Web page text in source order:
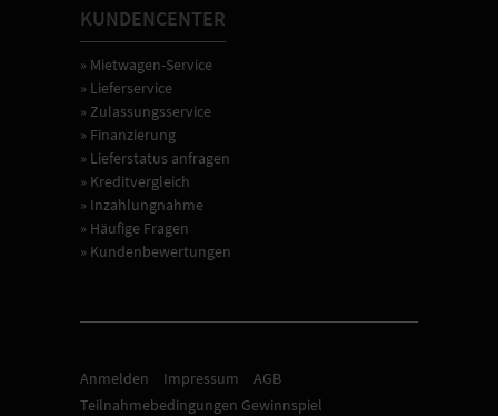
KUNDENCENTER
» Mietwagen-Service
» Lieferservice
» Zulassungsservice
» Finanzierung
» Lieferstatus anfragen
» Kreditvergleich
» Inzahlungnahme
» Häufige Fragen
» Kundenbewertungen
Anmelden Impressum
AGB
Teilnahmebedingungen Gewinnspiel